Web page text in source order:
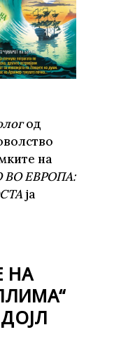
од
на
ЕВРОПА:
ја
НА